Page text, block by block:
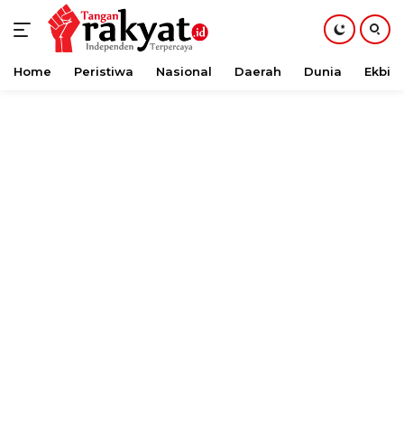
Langsung
Home Peristiwa Nasional Daerah Dunia Ekbis